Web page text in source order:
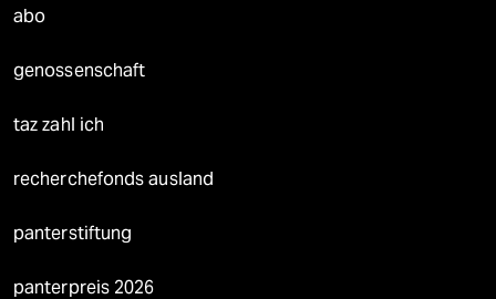
abo
genossenschaft
taz zahl ich
recherchefonds ausland
panterstiftung
panterpreis 2026